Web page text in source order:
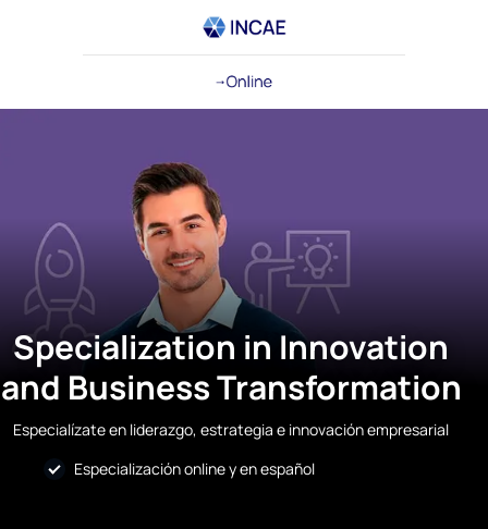
Specialization in Innovation
and Business Transformation
Especialízate en liderazgo, estrategia e innovación empresarial
Especialización online y en español